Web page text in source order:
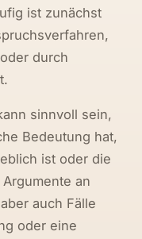
ist zunächst
durch
sinnvoll sein,
Bedeutung hat,
ist oder die
an
auch Fälle
oder eine